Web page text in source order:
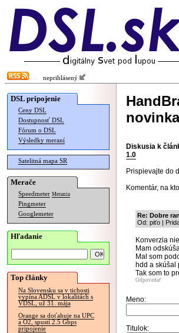
neprihlásený
DSL pripojenie
Ceny DSL
Dostupnosť DSL
Fórum o DSL
Výsledky meraní
Satelitná mapa SR
Merače
Speedmeter Merania
Pingmeter
Googlemeter
Hľadanie
Top články
Na Slovensku sa v tichosti
vypína ADSL v lokalitách s
VDSL, už 31. mája
Orange sa doťahuje na UPC
a O2, spustí 2.5 Gbps
pripojenie
Diskusia k
1.0
Prispievajte do
Komentár, na
Re: Dobre
Od: piťo |
Konverzia
Mam
Mal som
hdd a skúšal
Tak som to
Odpovedať
Meno:
Titulok: